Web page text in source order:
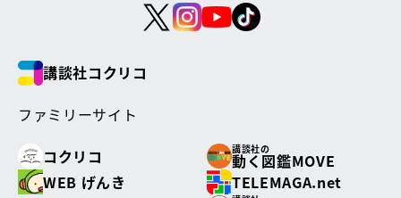
講談社コクリコ
ファミリーサイト
コクリコ
講談社の
動く図鑑MOVE
WEB げんき
TELEMAGA.net